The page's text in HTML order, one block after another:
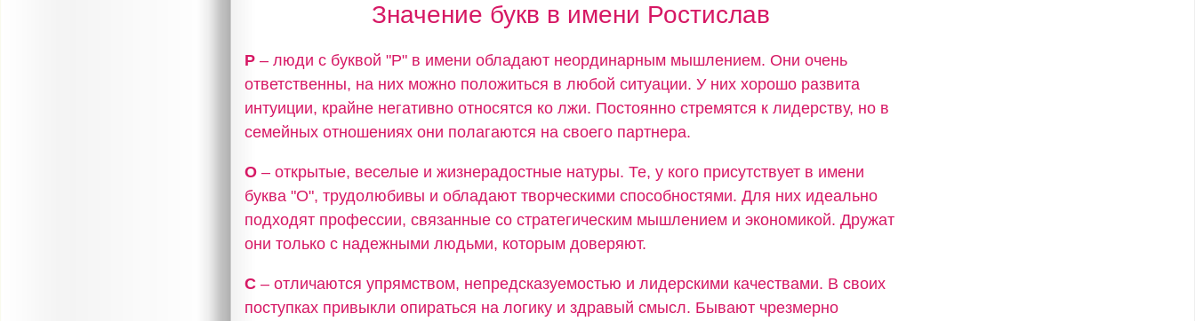
Значение букв в имени Ростислав
Р – люди с буквой "Р" в имени обладают неординарным мышлением. Они очень
ответственны, на них можно положиться в любой ситуации. У них хорошо развита
интуиции, крайне негативно относятся ко лжи. Постоянно стремятся к лидерству, но в
семейных отношениях они полагаются на своего партнера.
О – открытые, веселые и жизнерадостные натуры. Те, у кого присутствует в имени
буква "О", трудолюбивы и обладают творческими способностями. Для них идеально
подходят профессии, связанные со стратегическим мышлением и экономикой. Дружат
они только с надежными людьми, которым доверяют.
С – отличаются упрямством, непредсказуемостью и лидерскими качествами. В своих
поступках привыкли опираться на логику и здравый смысл. Бывают чрезмерно